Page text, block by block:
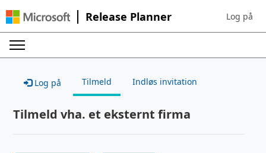
Release Planner Sign in to
Log på
Log på Tilmeld Indløs invitation
Tilmeld vha. et eksternt firma